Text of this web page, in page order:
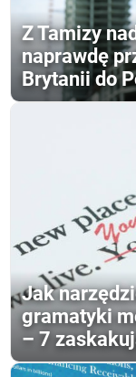
Z Tamizy
naprawdę
Brytanii do
Jak
gramatyki
– 7